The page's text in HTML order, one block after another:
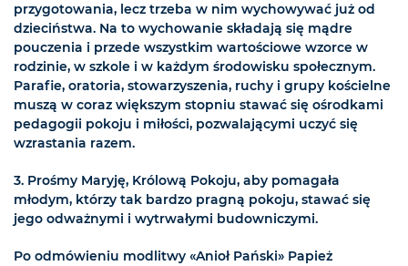
przygotowania, lecz trzeba w nim wychowywać już od
dzieciństwa. Na to wychowanie składają się mądre
pouczenia i przede wszystkim wartościowe wzorce w
rodzinie, w szkole i w każdym środowisku społecznym.
Parafie, oratoria, stowarzyszenia, ruchy i grupy kościelne
muszą w coraz większym stopniu stawać się ośrodkami
pedagogii pokoju i miłości, pozwalającymi uczyć się
wzrastania razem.
3. Prośmy Maryję, Królową Pokoju, aby pomagała
młodym, którzy tak bardzo pragną pokoju, stawać się
jego odważnymi i wytrwałymi budowniczymi.
Po odmówieniu modlitwy «Anioł Pański» Papież